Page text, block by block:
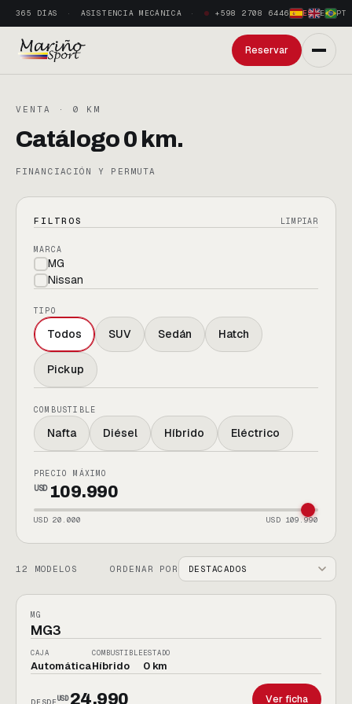
365 DÍAS ASISTENCIA MECÁNICA +598 2708 6446 ES
· EN
· PT
Reservar
VENTA · 0 KM
Catálogo 0 km.
FINANCIACIÓN Y PERMUTA
FILTROS LIMPIAR
MARCA
MG
Nissan
TIPO
Todos SUV Sedán Hatch
Pickup
COMBUSTIBLE
Nafta Diésel Híbrido Eléctrico
PRECIO MÁXIMO
USD 109.990
USD 20.000 USD 109.990
12 MODELOS ORDENAR POR
HÍBRIDO
MG
MG3
CAJA
Automática
COMBUSTIBLE
Híbrido
ESTADO
0 km
DESDEUSD 24.990 Ver ficha